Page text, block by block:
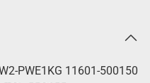
PWE1KG 11601-500150